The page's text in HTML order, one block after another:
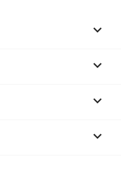



keyboard_arrow_down